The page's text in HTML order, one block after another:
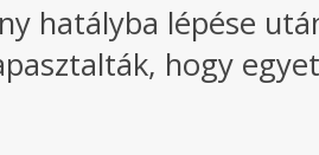
hatályba lépése
hogy